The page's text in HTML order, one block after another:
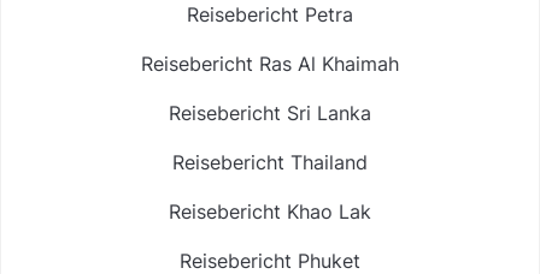
Reisebericht Petra
Reisebericht Ras Al Khaimah
Reisebericht Sri Lanka
Reisebericht Thailand
Reisebericht Khao Lak
Reisebericht Phuket